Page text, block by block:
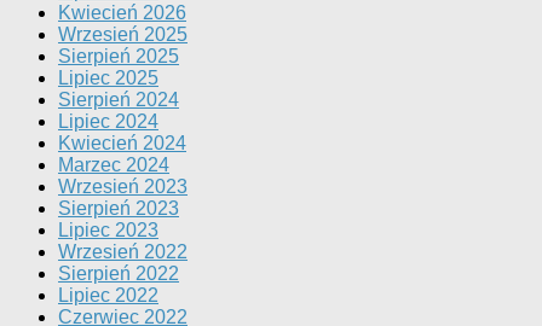
Kwiecień 2026
Wrzesień 2025
Sierpień 2025
Lipiec 2025
Sierpień 2024
Lipiec 2024
Kwiecień 2024
Marzec 2024
Wrzesień 2023
Sierpień 2023
Lipiec 2023
Wrzesień 2022
Sierpień 2022
Lipiec 2022
Czerwiec 2022